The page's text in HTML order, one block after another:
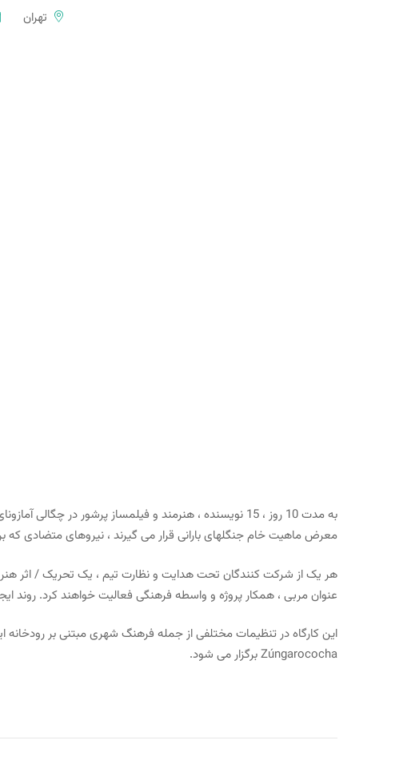
تهران
به مدت 10 روز ، 15 نویسنده ، هنرمند و فیلمساز پرشور
معرض ماهیت خام جنگلهای بارانی قرار می گیرند ، نیروهای متضادی که
هر یک از شرکت کنندگان تحت هدایت و نظارت تیم ، یک تحریک / اثر
عنوان مربی ، همکار پروژه و واسطه فرهنگی فعالیت خواهند کرد. روند
Zúngarococha برگزار می شود.